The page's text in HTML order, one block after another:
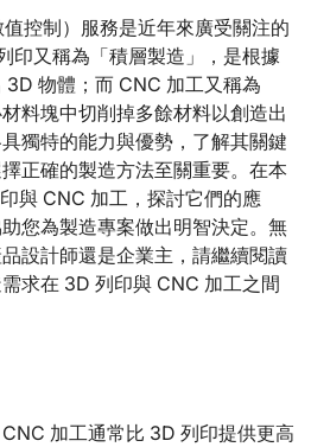
值控制）服務是近年來廣受關注的
印又稱為「積層製造」，是根據
物體；而 CNC 加工又稱為
料塊中切削掉多餘材料以創造出
獨特的能力與優勢，了解其關鍵
正確的製造方法至關重要。在本
與 CNC 加工，探討它們的應
您為製造專案做出明智決定。無
設計師還是企業主，請繼續閱讀
求在 3D 列印與 CNC 加工之間
加工通常比 3D 列印提供更高